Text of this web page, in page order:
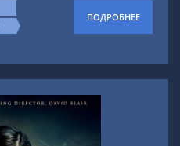
ПОДРОБНЕЕ